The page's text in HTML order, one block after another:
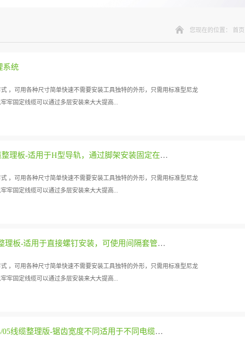
您现在的位置： 首页
系统
，可用各种尺寸简单快速不需要安装工具独特的外形，只需用标准型尼龙
牢固定线缆可以通过多层安装来大大提高...
SZL线缆整理板-适用于H型导轨，通过脚架安装固定在导轨上
，可用各种尺寸简单快速不需要安装工具独特的外形，只需用标准型尼龙
牢固定线缆可以通过多层安装来大大提高...
ZL线缆整理板-适用于直接螺钉安装，可使用间隔套管多层安装
，可用各种尺寸简单快速不需要安装工具独特的外形，只需用标准型尼龙
牢固定线缆可以通过多层安装来大大提高...
ZL 03/04/05线缆整理版-锯齿宽度不同适用于不同电缆尺寸